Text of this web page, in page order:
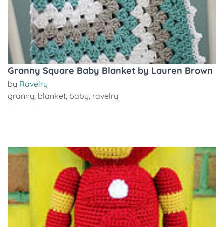
Granny Square Baby Blanket by Lauren Brown
by Ravelry
granny, blanket, baby, ravelry